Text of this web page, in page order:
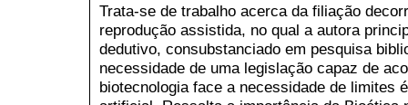
Trata-se de trabalho acerca da filiação
reprodução assistida, no qual a autora
dedutivo, consubstanciado em pesquisa
necessidade de uma legislação capaz de
biotecnologia face a necessidade de limites